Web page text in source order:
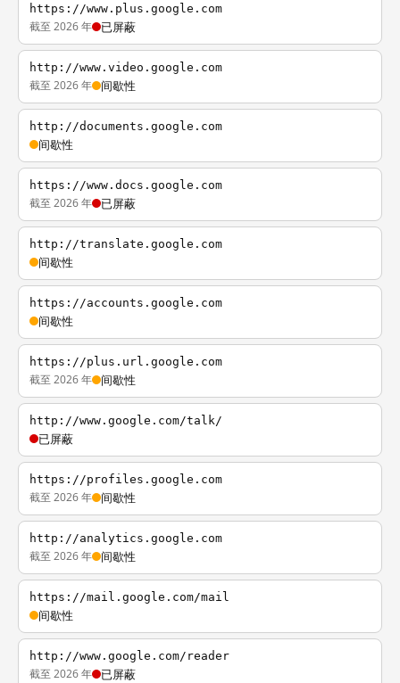
https://www.plus.google.com
截至 2026 年 已屏蔽
http://www.video.google.com
截至 2026 年 间歇性
http://documents.google.com
间歇性
https://www.docs.google.com
截至 2026 年 已屏蔽
http://translate.google.com
间歇性
https://accounts.google.com
间歇性
https://plus.url.google.com
截至 2026 年 间歇性
http://www.google.com/talk/
已屏蔽
https://profiles.google.com
截至 2026 年 间歇性
http://analytics.google.com
截至 2026 年 间歇性
https://mail.google.com/mail
间歇性
http://www.google.com/reader
截至 2026 年 已屏蔽